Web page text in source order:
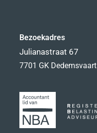
Bezoekadres
Julianastraat 67
7701 GK Dedemsvaart